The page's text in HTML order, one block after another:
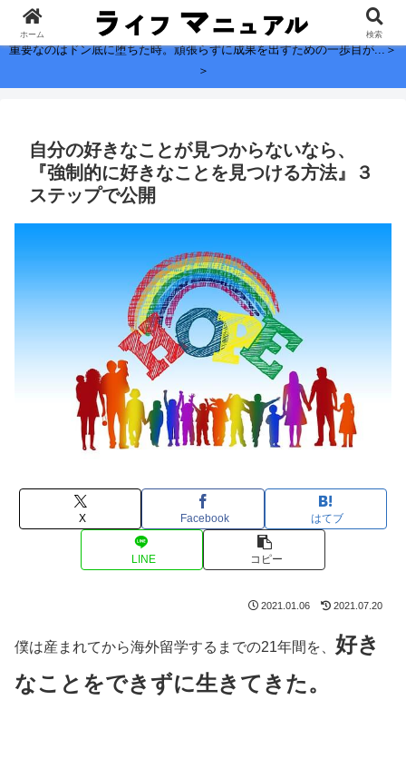
子どもに残したい、お金よりも大切なこと。
重要なのはドン底に堕ちた時。頑張らずに成果を出すための一歩目が...＞
＞
自分の好きなことが見つからないなら、
『強制的に好きなことを見つける方法』３
ステップで公開
X Facebook はてブ
LINE コピー
2021.01.06 2021.07.20
僕は産まれてから海外留学するまでの21年間を、 好き
なことをできずに生きてきた。
ホーム 検索